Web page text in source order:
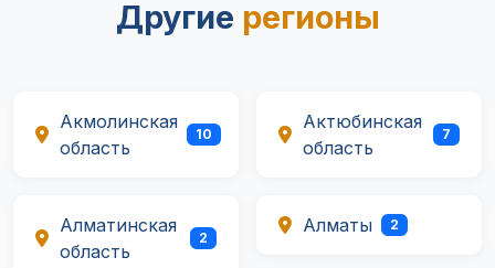
Другие регионы
Акмолинская
область
10
Актюбинская
область
7
Алматинская
область
2
Алматы 2